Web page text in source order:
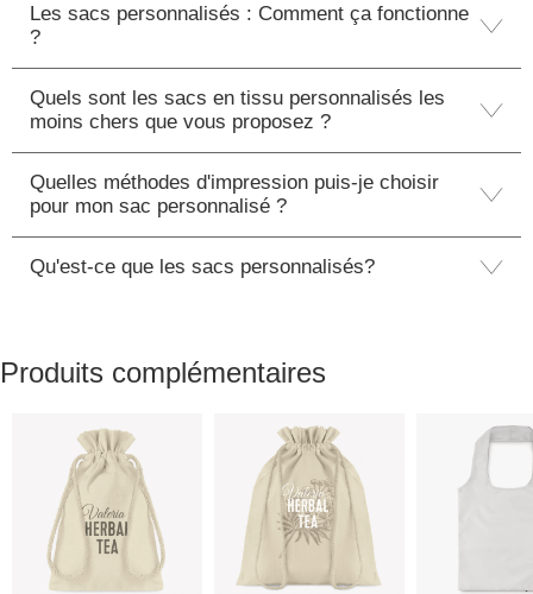
Les sacs personnalisés : Comment ça fonctionne
?
Quels sont les sacs en tissu personnalisés les
moins chers que vous proposez ?
Quelles méthodes d'impression puis-je choisir
pour mon sac personnalisé ?
Qu'est-ce que les sacs personnalisés?
Produits complémentaires